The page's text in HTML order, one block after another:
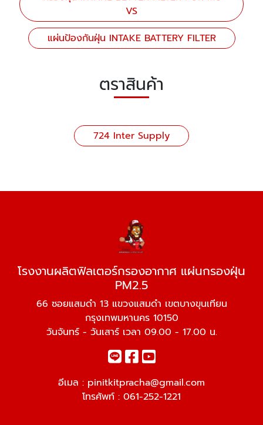
VS
แผ่นป้องกันฝุ่น INTAKE BATTERY FILTER
ตราสินค้า
724 Inter Supply
โรงงานผลิตฟิลเตอร์กรองอากาศ แผ่นกรองฝุ่น
PM2.5
66 ซอยแสมดำ 13 แขวงแสมดำ เขตบางขุนเทียน
กรุงเทพมหานคร 10150
วันจันทร์ - วันเสาร์ เวลา 09.00 - 17.00 น.
อีเมล : pinitkitpracha@gmail.com
โทรศัพท์ : 061-252-1221